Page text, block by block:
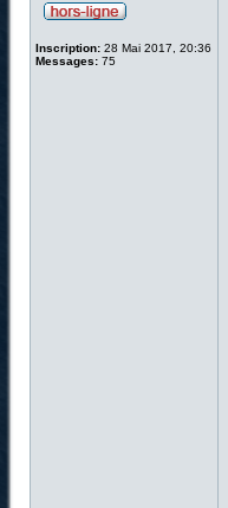
Inscription: 28 Mai 2017, 20:36
Messages: 75